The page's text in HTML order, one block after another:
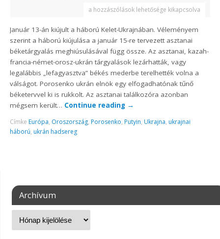
a hozzászólások lehetősége kikapcsolva
Január 13-án kiújult a háború Kelet-Ukrajnában. Véleményem
szerint a háború kiújulása a január 15-re tervezett asztanai
béketárgyalás meghiúsulásával függ össze. Az asztanai, kazah-
francia-német-orosz-ukrán tárgyalások lezárhatták, vagy
legalábbis „lefagyasztva” békés mederbe terelhették volna a
válságot. Porosenko ukrán elnök egy elfogadhatónak tűnő
béketervvel ki is rukkolt. Az asztanai találkozóra azonban
mégsem került… Continue reading →
Címke Európa, Oroszország, Porosenko, Putyin, Ukrajna, ukrajnai
háború, ukrán hadsereg
Archívum